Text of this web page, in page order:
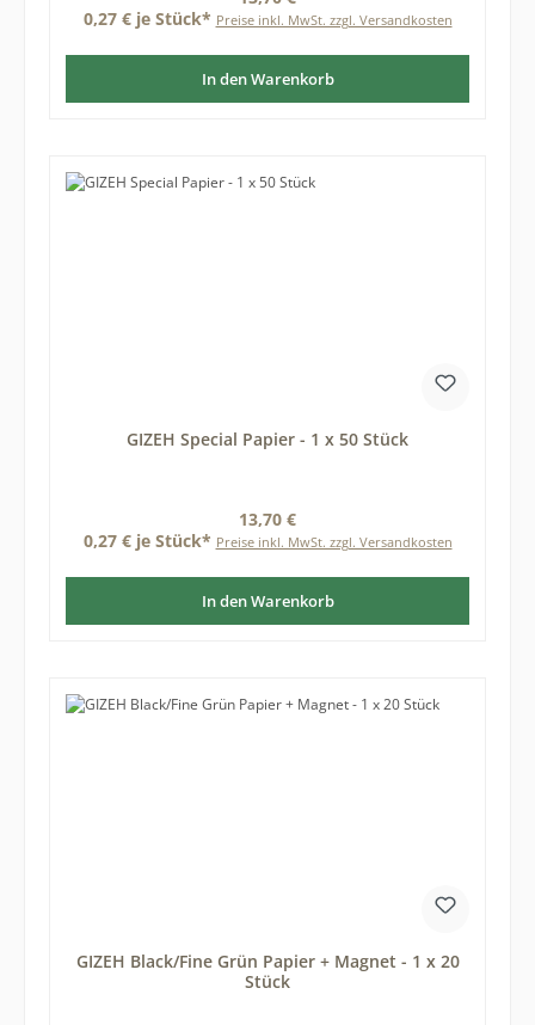
0,27 € je Stück* Preise inkl. MwSt. zzgl. Versandkosten
In den Warenkorb
GIZEH Special Papier - 1 x 50 Stück
Regulärer Preis:
13,70 €
0,27 € je Stück* Preise inkl. MwSt. zzgl. Versandkosten
In den Warenkorb
GIZEH Black/Fine Grün Papier + Magnet - 1 x 20
Stück